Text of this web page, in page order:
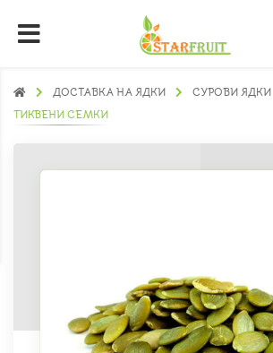
ДОСТАВКА НА ЯДКИ
СУРОВИ ЯДКИ
ТИКВЕНИ СЕМКИ